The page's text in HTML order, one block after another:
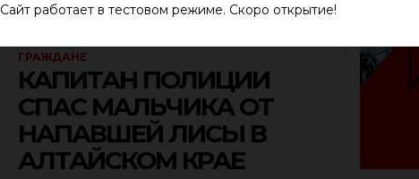
Сайт работает в тестовом режиме. Скоро открытие!
ГРАЖДАНЕ
КАПИТАН ПОЛИЦИИ
СПАС МАЛЬЧИКА ОТ
НАПАВШЕЙ ЛИСЫ В
АЛТАЙСКОМ КРАЕ